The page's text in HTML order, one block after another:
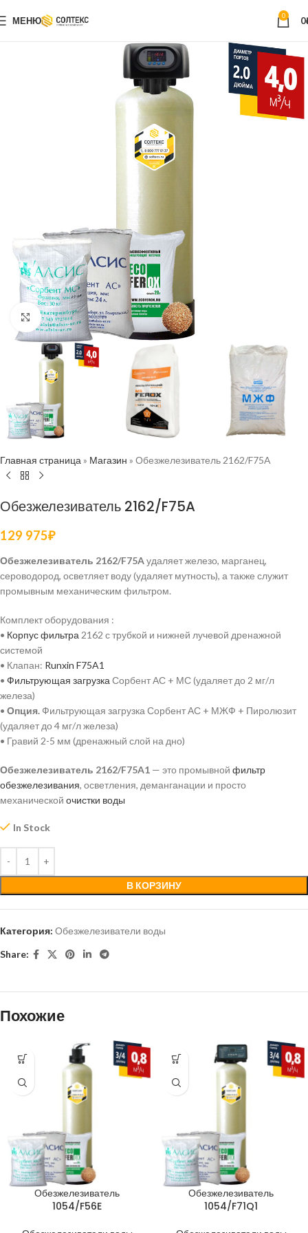
МЕНЮ 0 0
Нажмите, чтобы увеличить
Главная страница » Магазин » Обезжелезиватель 2162/F75A
Обезжелезиватель 2162/F75A
129 975₽
Обезжелезиватель 2162/F75Aудаляет железо, марганец,
сероводород, осветляет воду (удаляет мутность), а также служит
промывным механическим фильтром.
Комплект оборудования :
• Корпус фильтра 2162 с трубкой и нижней лучевой дренажной
системой
• Клапан: Runxin F75A1
• Фильтрующая загрузка Сорбент АС + МС (удаляет до 2 мг/л
железа)
• Опция. Фильтрующая загрузка Сорбент АС + МЖФ + Пиролюзит
(удаляет до 4 мг/л железа)
• Гравий 2-5 мм (дренажный слой на дно)
Обезжелезиватель 2162/F75A1 — это промывной фильтр
обезжелезивания, осветления, деманганации и просто
механической очистки воды
In Stock
В КОРЗИНУ
Категория: Обезжелезиватели воды
Share:
Похожие
Обезжелезиватель
1054/F56E
Обезжелезиватель
1054/F71Q1